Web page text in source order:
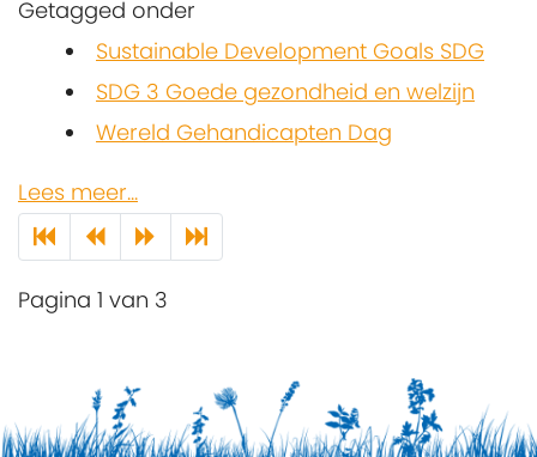
Getagged onder
Sustainable Development Goals SDG
SDG 3 Goede gezondheid en welzijn
Wereld Gehandicapten Dag
Lees meer...
Pagina 1 van 3